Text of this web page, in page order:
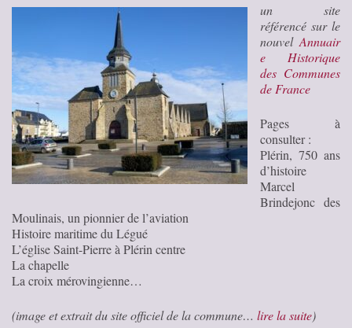
un site
référencé sur le
nouvel Annuair
e Historique
des Communes
de France
Pages à
consulter :
Plérin, 750 ans
d’histoire
Marcel
Brindejonc des
Moulinais, un pionnier de l’aviation
Histoire maritime du Légué
L’église Saint-Pierre à Plérin centre
La chapelle
La croix mérovingienne…
(image et extrait du site officiel de la commune… lire la suite)